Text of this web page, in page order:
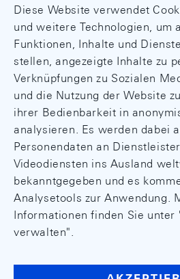
Diese Website verwendet
und weitere Technologien, um
Funktionen, Inhalte und
stellen, angezeigte Inhalte zu
Verknüpfungen zu Sozialen
und die Nutzung der Website
ihrer Bedienbarkeit in
analysieren. Es werden dabei
Personendaten an
Videodiensten ins Ausland
bekanntgegeben und es
Analysetools zur Anwendung.
Informationen finden Sie unter
verwalten".